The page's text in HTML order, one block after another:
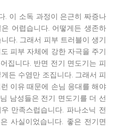
. 이 소독 과정이 은근히 짜증나
어렵습니다. 어떻게든 생존하
다. 그래서 피부 트러블이 생기
피부 자체에 강한 자극을 주기
집니다. 반면 전기 면도기는 피
든 수염만 조집니다. 그래서 피
이유 때문에 손님 응대를 해야
남성들은 전기 면도기를 더 선
만족스럽습니다. 파나소닉 전
사실이었습니다. 좋은 전기면